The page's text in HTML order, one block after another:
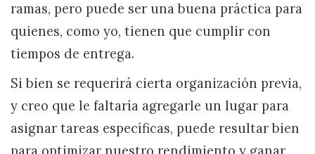
ramas, pero puede ser una buena práctica para
quienes, como yo, tienen que cumplir con
tiempos de entrega.
Si bien se requerirá cierta organización previa,
y creo que le faltaría agregarle un lugar para
asignar tareas específicas, puede resultar bien